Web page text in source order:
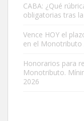
CABA: ¿Qué
obligatorias tras
Vence HOY el
en el Monotributo
Honorarios para
Monotributo.
2026